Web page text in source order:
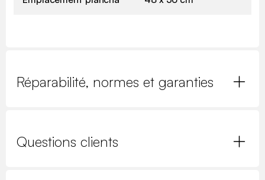
Réparabilité, normes et garanties
Questions clients